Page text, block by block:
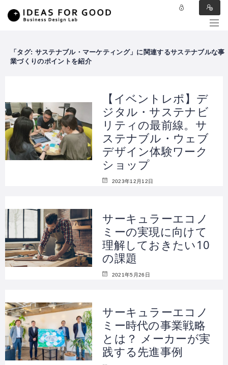
タグ: サステナブル・マーケティング
【イベントレポ】デ
ジタル・サステナビ
リティの最前線。サ
ステナブル・ウェブ
デザイン体験ワーク
ショップ
2023年12月12日
サーキュラーエコノ
ミーの実現に向けて
理解しておきたい10
の課題
2021年5月26日
サーキュラーエコノ
ミー時代の事業戦略
とは？ メーカーが実
践する先進事例